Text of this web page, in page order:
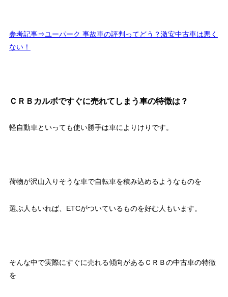
参考記事⇒ユーパーク 事故車の評判ってどう？激安中古車は悪く
ない！
ＣＲＢカルボですぐに売れてしまう車の特徴は？
軽自動車といっても使い勝手は車によりけりです。
荷物が沢山入りそうな車で自転車を積み込めるようなものを
選ぶ人もいれば、ETCがついているものを好む人もいます。
そんな中で実際にすぐに売れる傾向があるＣＲＢの中古車の特徴
を